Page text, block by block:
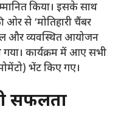
किया। इसके साथ
ओर से ‘मोतिहारी चैंबर
और व्यवस्थित आयोजन
कार्यक्रम में आए सभी
भेंट किए गए।
सफलता